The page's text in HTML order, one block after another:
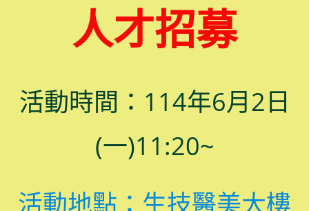
人才招募
活動時間：114年6月2日
(一)11:20~
活動地點：生技醫美大樓